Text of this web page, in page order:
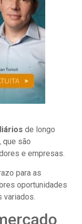
de longo
que são
e empresas.
para as
oportunidades
variados.